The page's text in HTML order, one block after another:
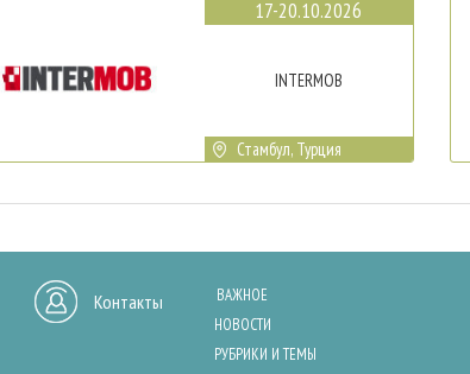
17-20.10.2026
INTERMOB
Стамбул, Турция
Контакты
ВАЖНОЕ
НОВОСТИ
РУБРИКИ И ТЕМЫ